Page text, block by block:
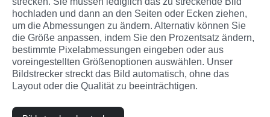
hochladen und dann an den Seiten oder Ecken ziehen,
um die Abmessungen zu ändern. Alternativ können Sie
die Größe anpassen, indem Sie den Prozentsatz ändern,
bestimmte Pixelabmessungen eingeben oder aus
voreingestellten Größenoptionen auswählen. Unser
Bildstrecker streckt das Bild automatisch, ohne das
Layout oder die Qualität zu beeinträchtigen.